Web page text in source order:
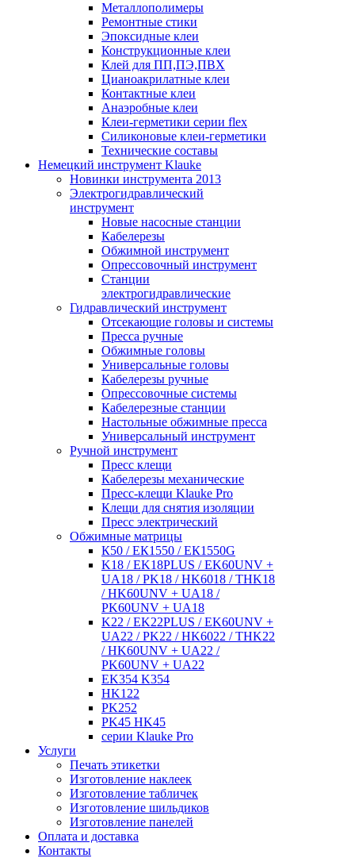
Металлополимеры
Ремонтные стики
Эпоксидные клеи
Конструкционные клеи
Клей для ПП,ПЭ,ПВХ
Цианоакрилатные клеи
Контактные клеи
Анаэробные клеи
Клеи-герметики серии flex
Силиконовые клеи-герметики
Технические составы
Немецкий инструмент Klauke
Новинки инструмента 2013
Электрогидравлический
инструмент
Новые насосные станции
Кабелерезы
Обжимной инструмент
Опрессовочный инструмент
Станции
электрогидравлические
Гидравлический инструмент
Отсекающие головы и системы
Пресса ручные
Обжимные головы
Универсальные головы
Кабелерезы ручные
Опрессовочные системы
Кабелерезные станции
Настольные обжимные пресса
Универсальный инструмент
Ручной инструмент
Пресс клещи
Кабелерезы механические
Пресс-клещи Klauke Pro
Клещи для снятия изоляции
Пресс электрический
Обжимные матрицы
К50 / ЕК1550 / ЕК1550G
K18 / EK18PLUS / EK60UNV +
UA18 / PK18 / HK6018 / THK18
/ HK60UNV + UA18 /
PK60UNV + UA18
K22 / EK22PLUS / EK60UNV +
UA22 / PK22 / HK6022 / THK22
/ HK60UNV + UA22 /
PK60UNV + UA22
EK354 K354
HK122
PK252
PK45 HK45
серии Klauke Pro
Услуги
Печать этикетки
Изготовление наклеек
Изготовление табличек
Изготовление шильдиков
Изготовление панелей
Оплата и доставка
Контакты